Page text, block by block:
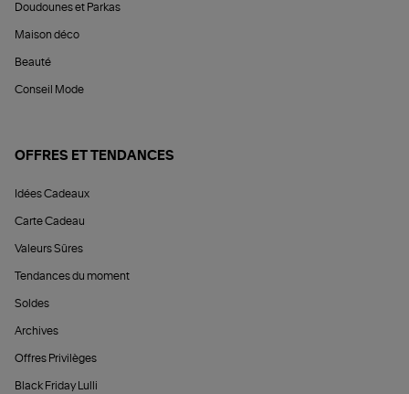
Doudounes et Parkas
Maison déco
Beauté
Conseil Mode
OFFRES ET TENDANCES
Idées Cadeaux
Carte Cadeau
Valeurs Sûres
Tendances du moment
Soldes
Archives
Offres Privilèges
Black Friday Lulli